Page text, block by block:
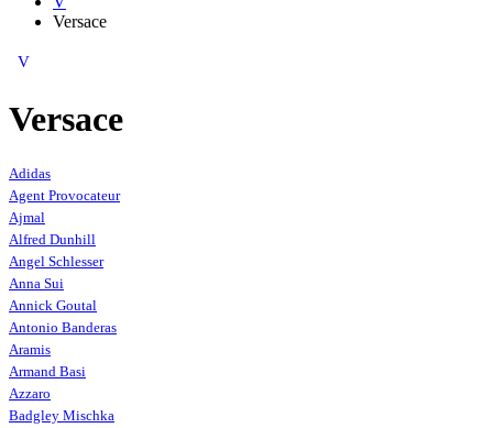
Versace
V
Versace
Adidas
Agent Provocateur
Ajmal
Alfred Dunhill
Angel Schlesser
Anna Sui
Annick Goutal
Antonio Banderas
Aramis
Armand Basi
Azzaro
Badgley Mischka